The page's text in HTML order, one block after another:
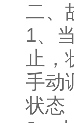
二、
1、
止，
手动
状态